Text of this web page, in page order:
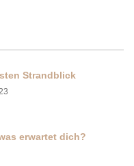
Strandblick
erwartet dich?